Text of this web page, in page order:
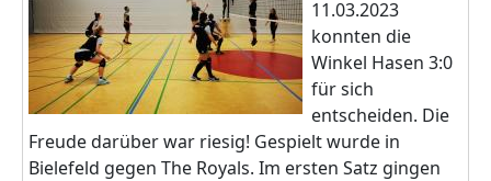
11.03.2023
konnten die
Winkel Hasen 3:0
für sich
entscheiden. Die
Freude darüber war riesig! Gespielt wurde in
Bielefeld gegen The Royals. Im ersten Satz gingen